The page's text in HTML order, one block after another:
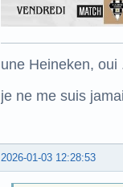
une Heineken,
je ne me suis
2026-01-03 12:28:53